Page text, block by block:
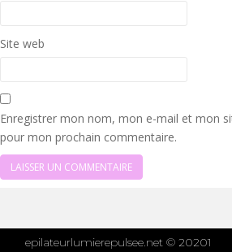
Site web
Enregistrer mon nom, mon e-mail et mon
pour mon prochain commentaire.
epilateurlumierepulsee.net © 20201